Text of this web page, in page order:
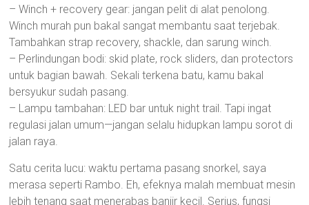
– Winch + recovery gear: jangan pelit di alat penolong.
Winch murah pun bakal sangat membantu saat terjebak.
Tambahkan strap recovery, shackle, dan sarung winch.
– Perlindungan bodi: skid plate, rock sliders, dan protectors
untuk bagian bawah. Sekali terkena batu, kamu bakal
bersyukur sudah pasang.
– Lampu tambahan: LED bar untuk night trail. Tapi ingat
regulasi jalan umum—jangan selalu hidupkan lampu sorot di
jalan raya.
Satu cerita lucu: waktu pertama pasang snorkel, saya
merasa seperti Rambo. Eh, efeknya malah membuat mesin
lebih tenang saat menerabas banjir kecil. Serius, fungsi